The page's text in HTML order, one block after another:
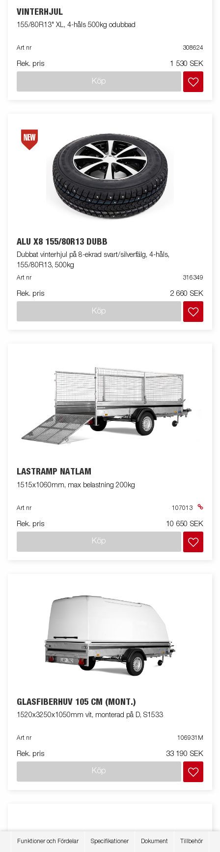
Funktioner och Fördelar Specifikationer Dokument Tillbehör
VINTERHJUL
155/80R13" XL, 4-håls 500kg odubbad
Art nr 308624
Rek. pris 1 530 SEK
Köp
ALU X8 155/80R13 DUBB
Dubbat vinterhjul på 8-ekrad svart/silverfälg, 4-håls,
155/80R13, 500kg
Art nr 316349
Rek. pris 2 660 SEK
Köp
LASTRAMP NÄTLÄM
1515x1060mm, max belastning 200kg
Art nr 107013
Rek. pris 10 650 SEK
Köp
GLASFIBERHUV 105 CM (MONT.)
1520x3250x1050mm vit, monterad på D, S1533
Art nr 106931M
Rek. pris 33 190 SEK
Köp